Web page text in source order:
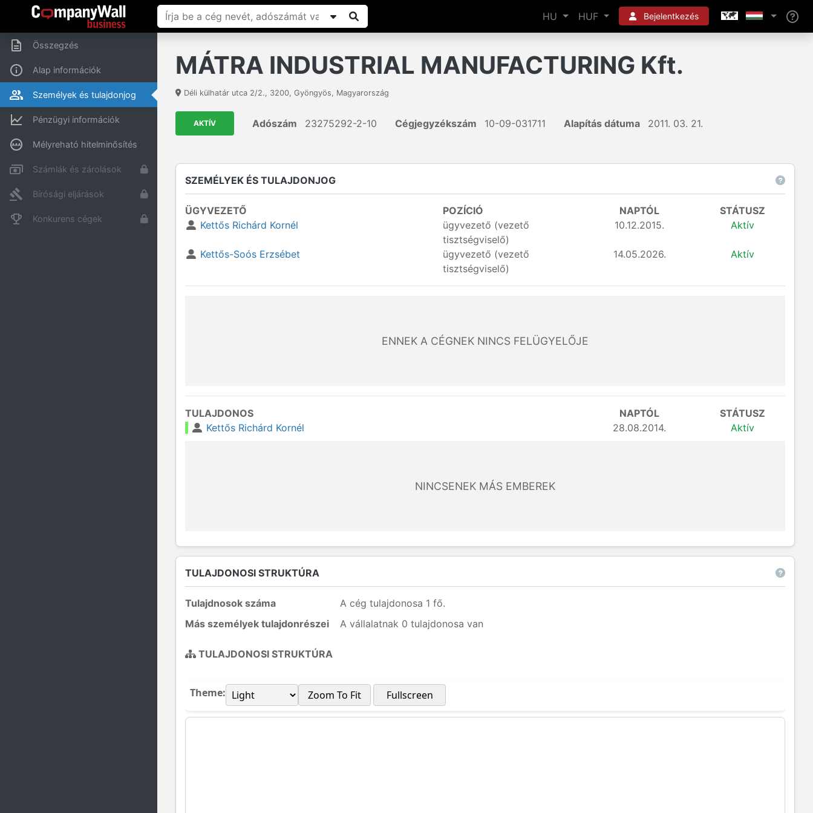
HU HUF Bejelentkezés
Összegzés
Alap információk
Személyek és tulajdonjog
Pénzügyi információk
Mélyreható hitelminősítés
Számlák és zárolások
Bírósági eljárások
Konkurens cégek
MÁTRA INDUSTRIAL MANUFACTURING Kft.
Déli külhatár utca 2/2., 3200, Gyöngyös, Magyarország
AKTÍV Adószám 23275292-2-10 Cégjegyzékszám 10-09-031711 Alapítás dátuma 2011. 03. 21.
SZEMÉLYEK ÉS TULAJDONJOG
ÜGYVEZETŐ POZÍCIÓ NAPTÓL
STÁTUSZ
Kettős Richárd Kornél
ügyvezető (vezető
tisztségviselő)
10.12.2015. Aktív
Kettős-Soós Erzsébet
ügyvezető (vezető
tisztségviselő)
14.05.2026. Aktív
ENNEK A CÉGNEK NINCS FELÜGYELŐJE
TULAJDONOS NAPTÓL
STÁTUSZ
Kettős Richárd Kornél
28.08.2014. Aktív
NINCSENEK MÁS EMBEREK
TULAJDONOSI STRUKTÚRA
Tulajdnosok száma
A cég tulajdonosa 1 fő.
Más személyek tulajdonrészei
A vállalatnak 0 tulajdonosa van
TULAJDONOSI STRUKTÚRA
Theme: Zoom To Fit Fullscreen